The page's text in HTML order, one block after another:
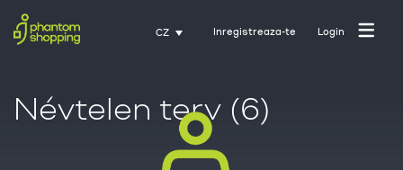
CZ Inregistreaza-te Login
Domovská stránka
Névtelen terv (6)